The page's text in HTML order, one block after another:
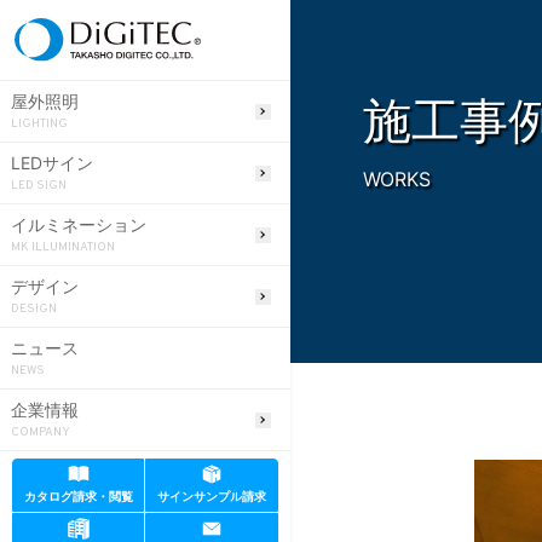
屋外照明
LIGHTING
LEDサイン
LED SIGN
イルミネーション
MK ILLUMINATION
デザイン
DESIGN
ニュース
NEWS
企業情報
COMPANY
カタログ請求・閲覧 サインサンプル請求
施工事
WORKS